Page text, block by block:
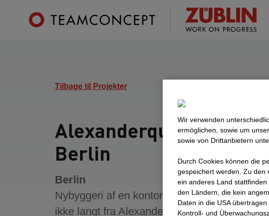
Tilbage til Projekter
Alexanderquartier
Berlin
Berlin
Nybyggeri af en kontor- og hotelbygning
ikke langt fra Alexanderplatz i Berlin. Det
Wir verwenden
ermöglichen, sowie um
sowie von Drittanbietern
Durch Cookies können die
gespeichert werden. Zu den
ein anderes Land
den Ländern, die kein
Daten in die USA
Kontroll- und